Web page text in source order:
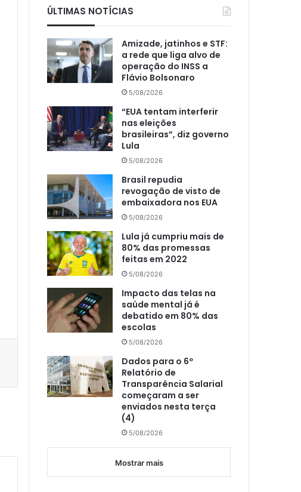
ÚLTIMAS NOTÍCIAS
Amizade, jatinhos e STF:
a rede que liga alvo de
operação do INSS a
Flávio Bolsonaro
5/08/2026
“EUA tentam interferir
nas eleições
brasileiras”, diz governo
Lula
5/08/2026
Brasil repudia
revogação de visto de
embaixadora nos EUA
5/08/2026
Lula já cumpriu mais de
80% das promessas
feitas em 2022
5/08/2026
Impacto das telas na
saúde mental já é
debatido em 80% das
escolas
5/08/2026
Dados para o 6º
Relatório de
Transparência Salarial
começaram a ser
enviados nesta terça
(4)
5/08/2026
Mostrar mais